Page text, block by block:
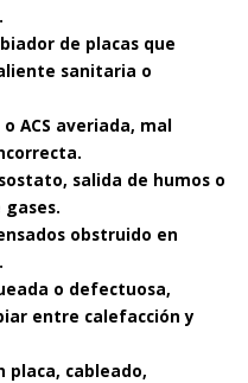
de placas que
sanitaria o
ACS averiada, mal
salida de humos o
obstruido en
o defectuosa,
entre calefacción y
placa, cableado,